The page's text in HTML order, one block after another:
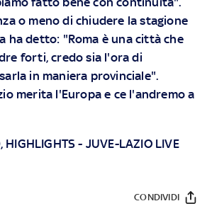
o meno di chiudere la stagione
ha detto: "Roma è una città che
forti, credo sia l'ora di
in maniera provinciale".
merita l'Europa e ce l'andremo a
HIGHLIGHTS - JUVE-LAZIO LIVE
CONDIVIDI